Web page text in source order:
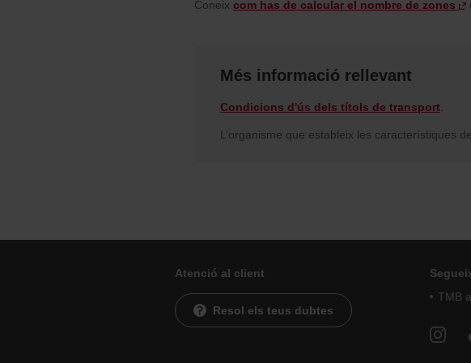
Coneix com has de calcular el nombre de zones
Més informació rellevant
Condicions d'ús dels títols de transport.
L’organisme que estableix les característiques
Atenció al client
Resol els teus dubtes
TMB